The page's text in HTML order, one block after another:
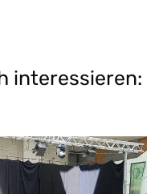
interessieren: